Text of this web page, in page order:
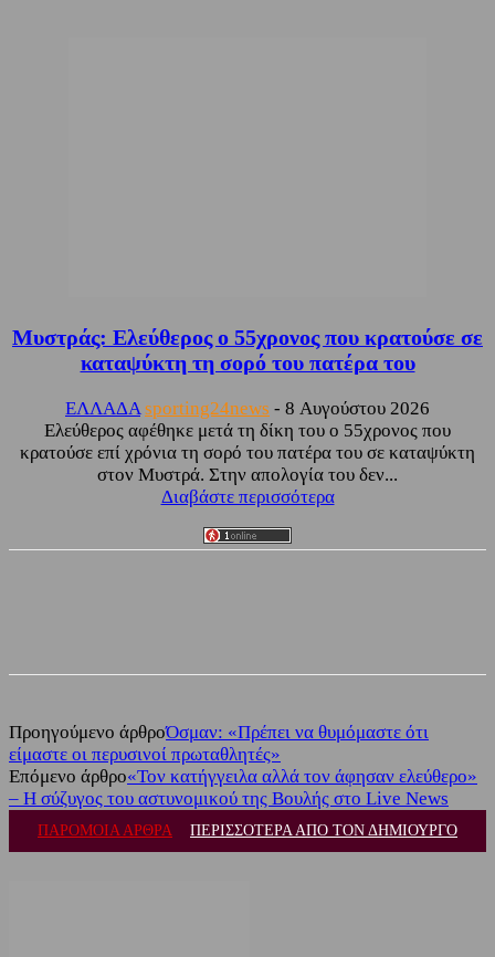
Μυστράς: Ελεύθερος ο 55χρονος που κρατούσε σε
καταψύκτη τη σορό του πατέρα του
ΕΛΛΑΔΑ sporting24news - 8 Αυγούστου 2026
Ελεύθερος αφέθηκε μετά τη δίκη του ο 55χρονος που
κρατούσε επί χρόνια τη σορό του πατέρα του σε καταψύκτη
στον Μυστρά. Στην απολογία του δεν...
Διαβάστε περισσότερα
Προηγούμενο άρθροΌσμαν: «Πρέπει να θυμόμαστε ότι
είμαστε οι περυσινοί πρωταθλητές»
Επόμενο άρθρο«Τον κατήγγειλα αλλά τον άφησαν ελεύθερο»
– Η σύζυγος του αστυνομικού της Βουλής στο Live News
ΠΑΡΟΜΟΙΑ ΑΡΘΡΑ ΠΕΡΙΣΣΟΤΕΡΑ ΑΠΟ ΤΟΝ ΔΗΜΙΟΥΡΓΟ